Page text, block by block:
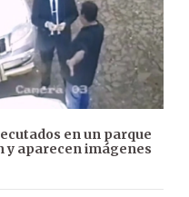
en un parque
y aparecen imágenes